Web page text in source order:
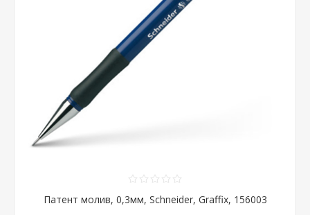
Патент молив, 0,3мм, Schneider, Graffix, 156003